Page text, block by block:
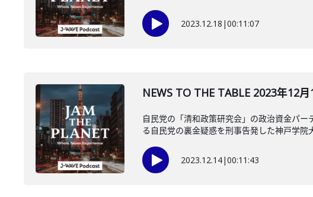
2023.12.18 |00:11:07
NEWS TO THE TABLE 2023年12
自民党の「清和政策研究会」の政治資金パ
る自民党の裏金疑惑を刑事告発した神戸学院
2023.12.14|00:11:43